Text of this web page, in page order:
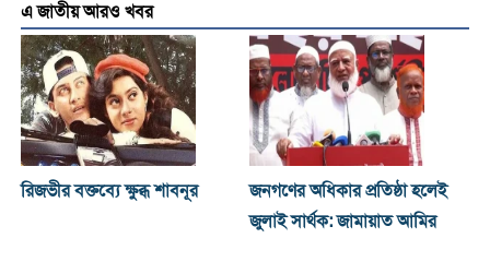
এ জাতীয় আরও খবর
রিজভীর বক্তব্যে ক্ষুব্ধ শাবনূর
জনগণের অধিকার প্রতিষ্ঠা হলেই
জুলাই সার্থক: জামায়াত আমির